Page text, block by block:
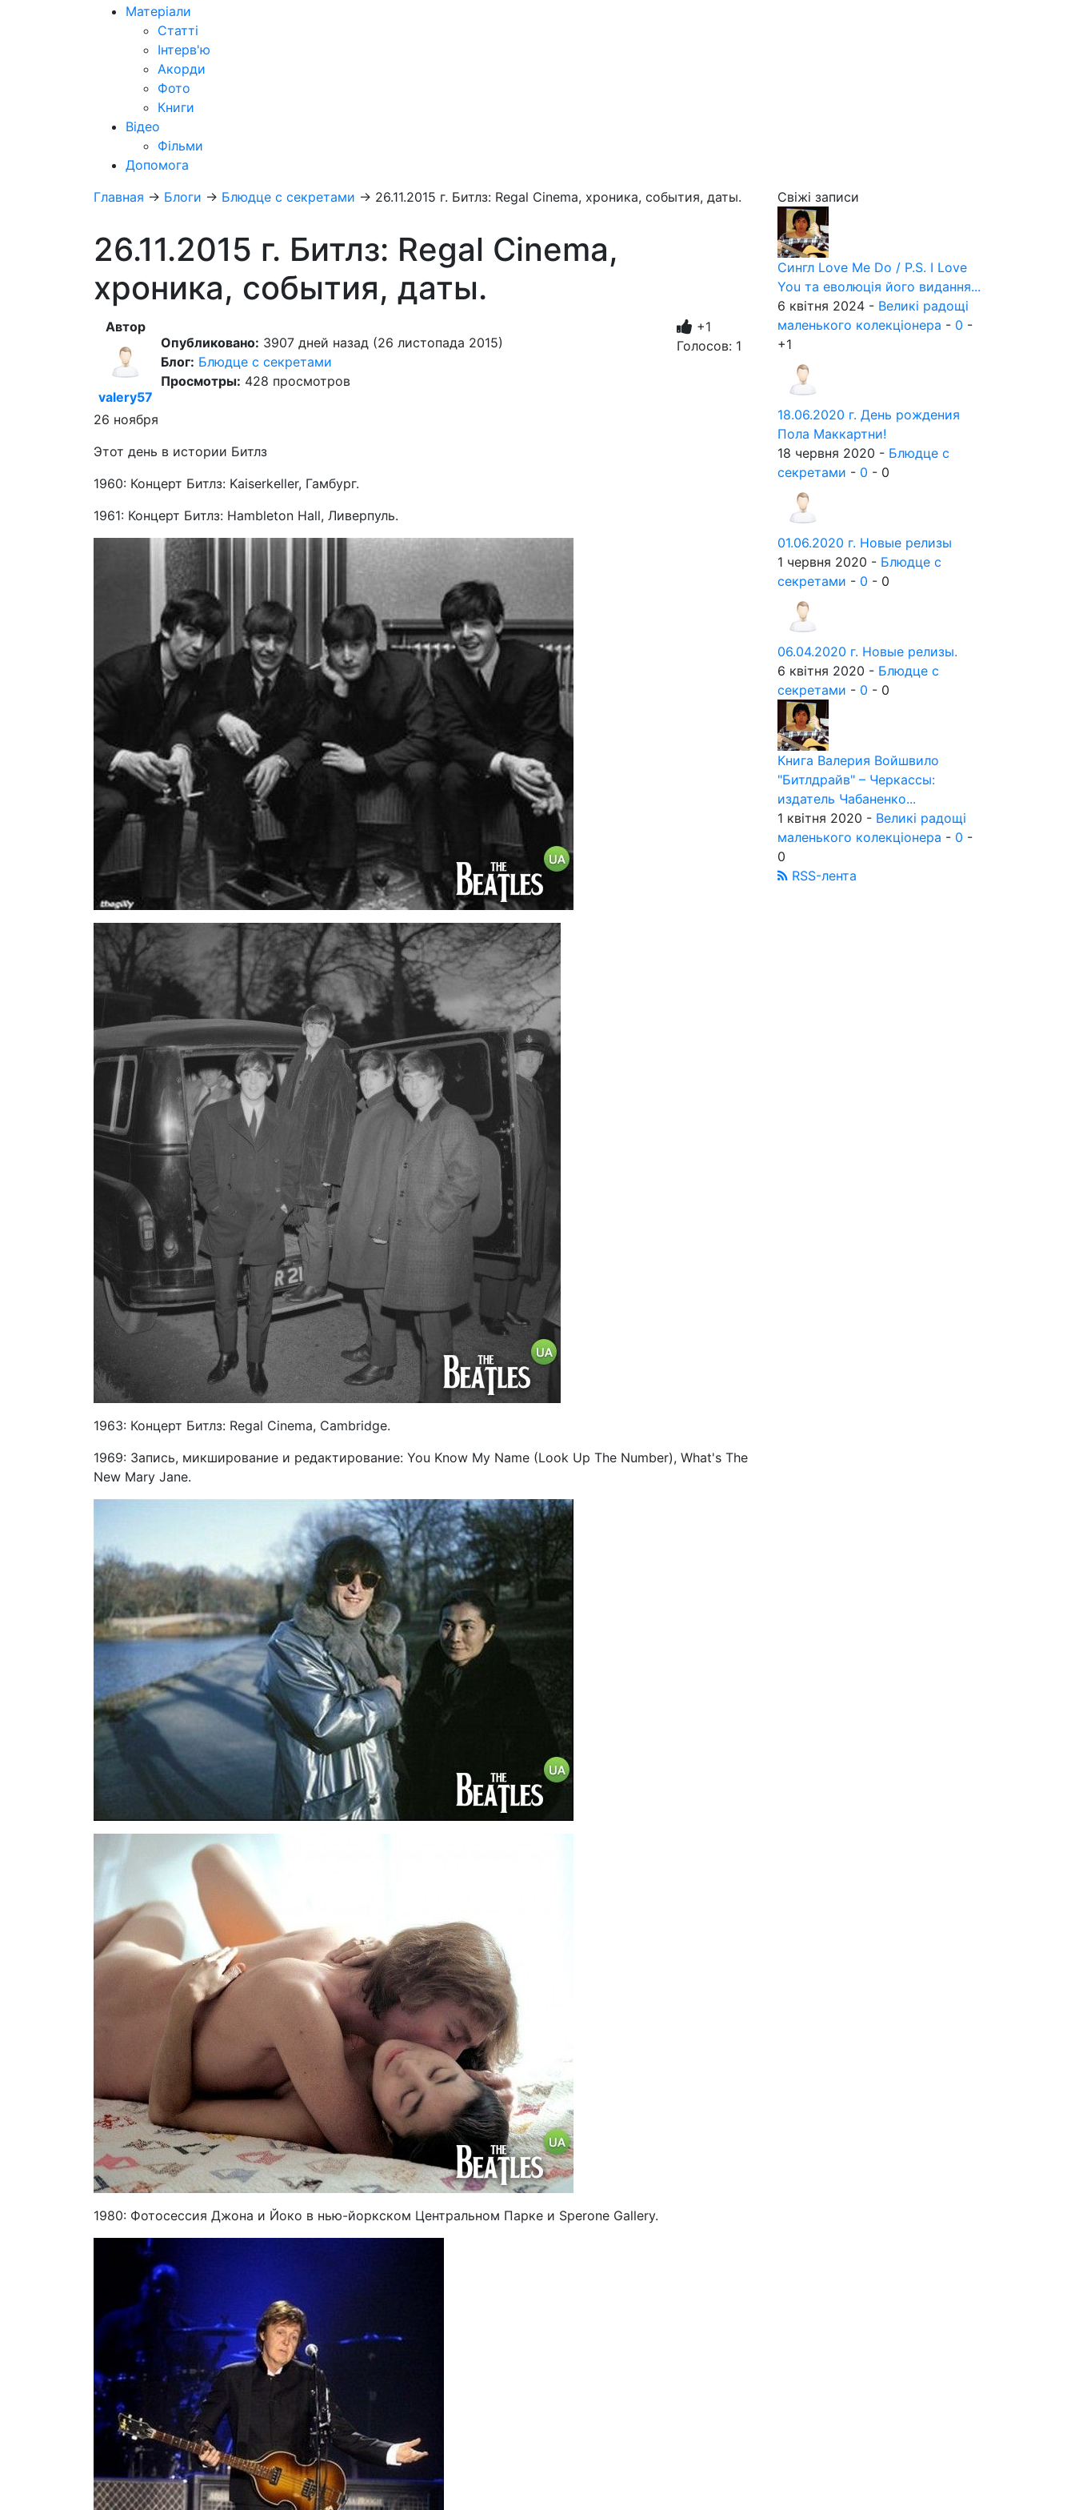
Матеріали
Статті
Інтерв'ю
Акорди
Фото
Книги
Відео
Фільми
Допомога
Главная → Блоги → Блюдце с секретами → 26.11.2015 г. Битлз: Regal Cinema, хроника, события, даты.
26.11.2015 г. Битлз: Regal Cinema,
хроника, события, даты.
Автор
valery57
Опубликовано: 3907 дней назад (26 листопада 2015)
Блог: Блюдце с секретами
Просмотры: 428 просмотров
+1
Голосов: 1
26 ноября
Этот день в истории Битлз
1960: Концерт Битлз: Kaiserkeller, Гамбург.
1961: Концерт Битлз: Hambleton Hall, Ливерпуль.
1963: Концерт Битлз: Regal Cinema, Cambridge.
1969: Запись, микширование и редактирование: You Know My Name (Look Up The Number), What's The
New Mary Jane.
1980: Фотосессия Джона и Йоко в нью-йоркском Центральном Парке и Sperone Gallery.
Свіжі записи
Сингл Love Me Do / P.S. I Love
You та еволюція його видання...
6 квітня 2024 - Великі радощі
маленького колекціонера - 0 -
+1
18.06.2020 г. День рождения
Пола Маккартни!
18 червня 2020 - Блюдце с
секретами - 0 - 0
01.06.2020 г. Новые релизы
1 червня 2020 - Блюдце с
секретами - 0 - 0
06.04.2020 г. Новые релизы.
6 квітня 2020 - Блюдце с
секретами - 0 - 0
Книга Валерия Войшвило
"Битлдрайв" – Черкассы:
издатель Чабаненко...
1 квітня 2020 - Великі радощі
маленького колекціонера - 0 -
0
RSS-лента